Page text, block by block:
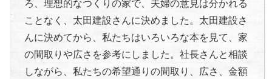
ろ、理想的なつくりの家で、夫婦の意見は分かれる
ことなく、太田建設さんに決めました。太田建設さ
んに決めてから、私たちはいろいろな本を見て、家
の間取りや広さを参考にしました。社長さんと相談
しながら、私たちの希望通りの間取り、広さ、金額